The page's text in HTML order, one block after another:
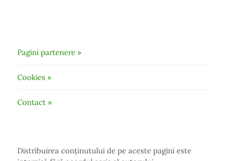
Pagini partenere »
Cookies »
Contact »
Distribuirea conținutului de pe aceste pagini este